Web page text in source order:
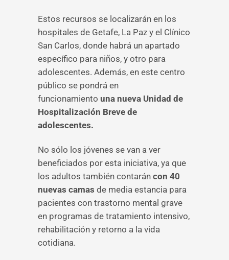
Estos recursos se localizarán en los
hospitales de Getafe, La Paz y el Clínico
San Carlos, donde habrá un apartado
específico para niños, y otro para
adolescentes. Además, en este centro
público se pondrá en
funcionamiento una nueva Unidad de
Hospitalización Breve de
adolescentes.
No sólo los jóvenes se van a ver
beneficiados por esta iniciativa, ya que
los adultos también contarán con 40
nuevas camas de media estancia para
pacientes con trastorno mental grave
en programas de tratamiento intensivo,
rehabilitación y retorno a la vida
cotidiana.